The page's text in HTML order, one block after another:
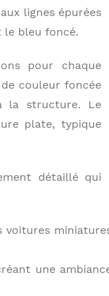
lignes épurées
le bleu foncé.
pour chaque
couleur foncée
la structure. Le
plate, typique
détaillé qui
voitures
une